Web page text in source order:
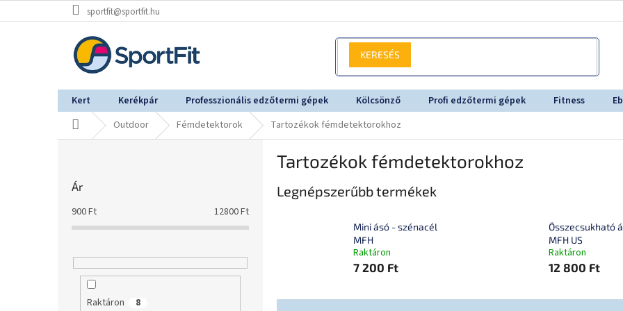
a
sportfit@sportfit.hu
Kert Kerékpár Professzionális edzőtermi gépek Kölcsönző Profi edzőtermi gépek Fitness
KezdőlapOutdoor Fémdetektorok Tartozékok fémdetektorokhoz
Ár
900Ft 12800Ft
Raktáron 8
Tartozékok fémdetektorokhoz
Legnépszerűbb termékek
Mini ásó - szénacél
MFH
Raktáron
7 200 Ft
Összecsukható
MFH US
Raktáron
12 800 Ft